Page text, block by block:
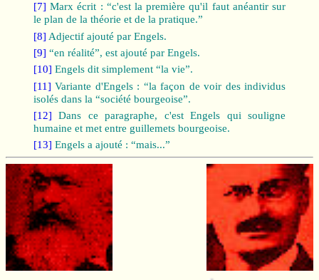
[7] Marx écrit : “c'est la première qu'il faut anéantir sur
le plan de la théorie et de la pratique.”
[8] Adjectif ajouté par Engels.
[9] “en réalité”, est ajouté par Engels.
[10] Engels dit simplement “la vie”.
[11] Variante d'Engels : “la façon de voir des individus
isolés dans la “société bourgeoise”.
[12] Dans ce paragraphe, c'est Engels qui souligne
humaine et met entre guillemets bourgeoise.
[13] Engels a ajouté : “mais...”